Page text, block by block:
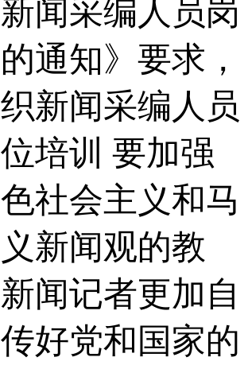
闻采编人员岗
通知》要求，
新闻采编人员
培训 要加强
社会主义和马
新闻观的教
闻记者更加自
好党和国家的